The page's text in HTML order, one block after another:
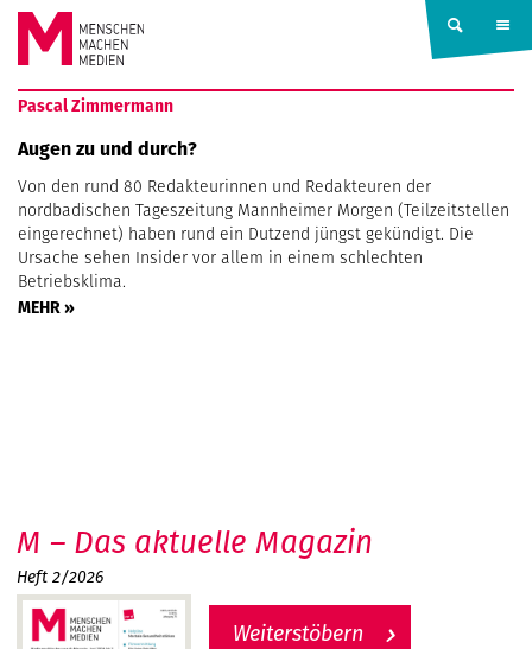
Springe zum Inhalt
MENSCHEN
MACHEN
MEDIEN
Pascal Zimmermann
Augen zu und durch?
Von den rund 80 Redakteurinnen und Redakteuren der
nordbadischen Tageszeitung Mannheimer Morgen (Teilzeitstellen
eingerechnet) haben rund ein Dutzend jüngst gekündigt. Die
Ursache sehen Insider vor allem in einem schlechten
Betriebsklima.
MEHR »
M – Das aktuelle Magazin
Heft 2/2026
Weiterstöbern